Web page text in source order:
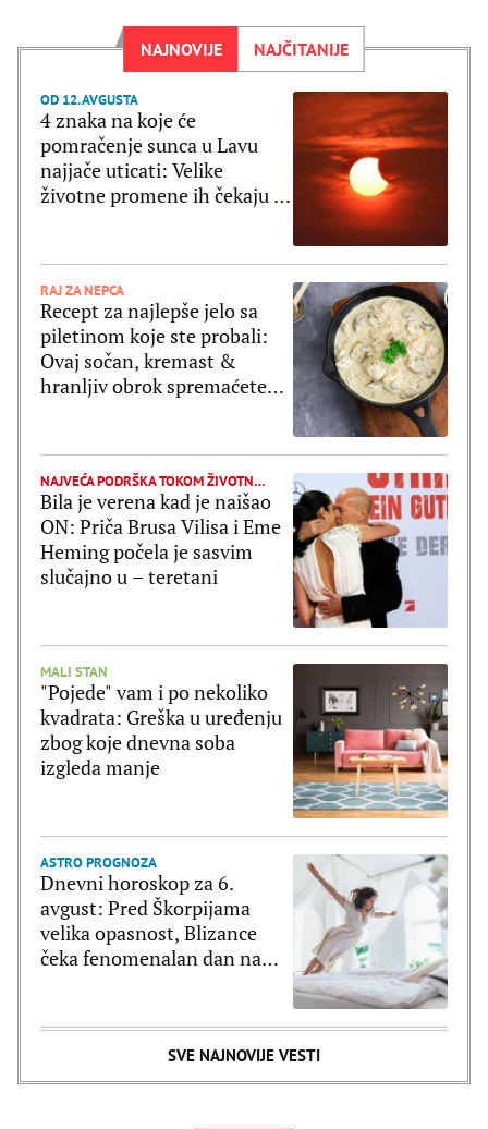
NAJNOVIJE NAJČITANIJE
OD 12. AVGUSTA
4 znaka na koje će
pomračenje sunca u Lavu
najjače uticati: Velike
životne promene ih čekaju u
RAJ ZA NEPCA
Recept za najlepše jelo sa
piletinom koje ste probali:
Ovaj sočan, kremast &
hranljiv obrok spremaćete
NAJVEĆA PODRŠKA TOKOM ŽIVOTNE BORBE
Bila je verena kad je naišao
ON: Priča Brusa Vilisa i Eme
Heming počela je sasvim
slučajno u – teretani
MALI STAN
"Pojede" vam i po nekoliko
kvadrata: Greška u uređenju
zbog koje dnevna soba
izgleda manje
ASTRO PROGNOZA
Dnevni horoskop za 6.
avgust: Pred Škorpijama
velika opasnost, Blizance
čeka fenomenalan dan na
SVE NAJNOVIJE VESTI